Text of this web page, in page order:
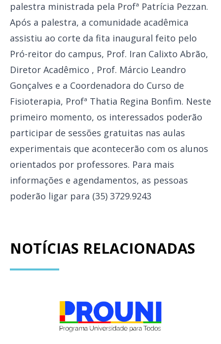
palestra ministrada pela Profª Patrícia Pezzan.
Após a palestra, a comunidade acadêmica
assistiu ao corte da fita inaugural feito pelo
Pró-reitor do campus, Prof. Iran Calixto Abrão,
Diretor Acadêmico , Prof. Márcio Leandro
Gonçalves e a Coordenadora do Curso de
Fisioterapia, Profª Thatia Regina Bonfim. Neste
primeiro momento, os interessados poderão
participar de sessões gratuitas nas aulas
experimentais que acontecerão com os alunos
orientados por professores. Para mais
informações e agendamentos, as pessoas
poderão ligar para (35) 3729.9243
NOTÍCIAS RELACIONADAS